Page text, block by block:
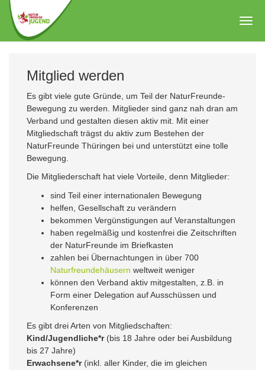
Zum
Hauptinhalt
springen
Mitglied werden
Es gibt viele gute Gründe, um Teil der NaturFreunde-
Bewegung zu werden. Mitglieder sind ganz nah dran am
Verband und gestalten diesen aktiv mit. Mit einer
Mitgliedschaft trägst du aktiv zum Bestehen der
NaturFreunde Thüringen bei und unterstützt eine tolle
Bewegung.
Die Mitgliederschaft hat viele Vorteile, denn Mitglieder:
sind Teil einer internationalen Bewegung
helfen, Gesellschaft zu verändern
bekommen Vergünstigungen auf Veranstaltungen
haben regelmäßig und kostenfrei die Zeitschriften
der NaturFreunde im Briefkasten
zahlen bei Übernachtungen in über 700
Naturfreundehäusern weltweit weniger
können den Verband aktiv mitgestalten, z.B. in
Form einer Delegation auf Ausschüssen und
Konferenzen
Es gibt drei Arten von Mitgliedschaften:
Kind/Jugendliche*r(bis 18 Jahre oder bei Ausbildung
bis 27 Jahre)
Erwachsene*r(inkl. aller Kinder, die im gleichen